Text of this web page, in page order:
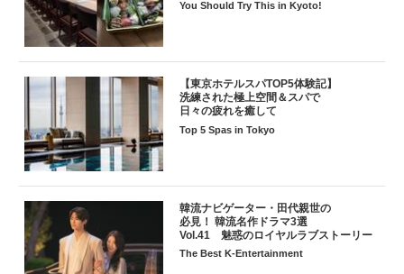
You Should Try This in Kyoto!
【東京ホテルスパTOP5体験記】
洗練された極上空間＆スパで
日々の疲れを癒して
Top 5 Spas in Tokyo
韓流ナビゲーター・田代親世の
必見！ 韓流名作ドラマ3選
Vol.41 魅惑のロイヤルラブストーリー
The Best K-Entertainment